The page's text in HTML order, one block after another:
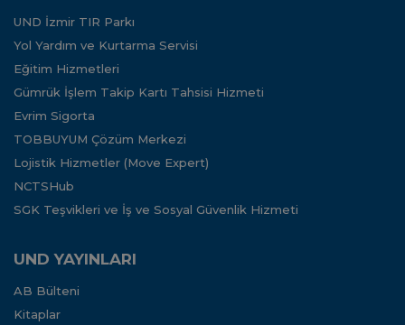
UND İzmir TIR Parkı
Yol Yardım ve Kurtarma Servisi
Eğitim Hizmetleri
Gümrük İşlem Takip Kartı Tahsisi Hizmeti
Evrim Sigorta
TOBBUYUM Çözüm Merkezi
Lojistik Hizmetler (Move Expert)
NCTSHub
SGK Teşvikleri ve İş ve Sosyal Güvenlik Hizmeti
UND YAYINLARI
AB Bülteni
Kitaplar